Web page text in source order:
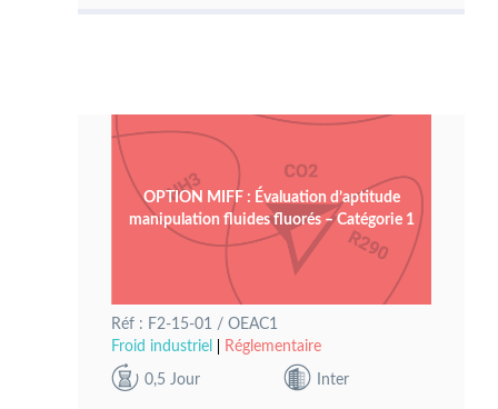
OPTION MIFF : Évaluation d’aptitude
manipulation fluides fluorés – Catégorie 1
Réf : F2-15-01 / OEAC1
Froid industriel
Réglementaire
0,5 Jour Inter